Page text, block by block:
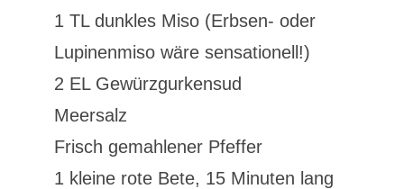
1 TL dunkles Miso (Erbsen- oder
Lupinenmiso wäre sensationell!)
2 EL Gewürzgurkensud
Meersalz
Frisch gemahlener Pfeffer
1 kleine rote Bete, 15 Minuten lang